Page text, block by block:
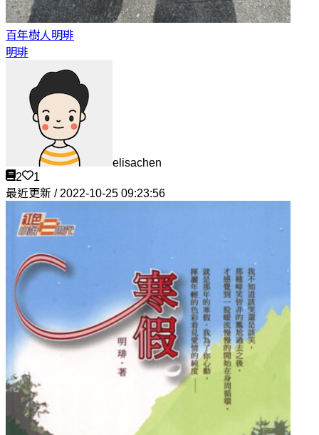
百年樹人 明琲
明琲
elisachen
2
1
最近更新 / 2022-10-25 09:23:56